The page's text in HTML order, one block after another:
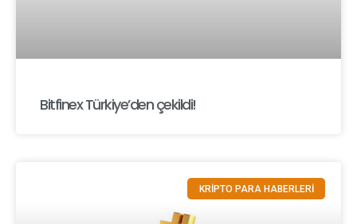
Bitfinex Türkiye’den çekildi!
KRİPTO PARA HABERLERİ